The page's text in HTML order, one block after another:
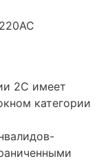
2C имеет
категории